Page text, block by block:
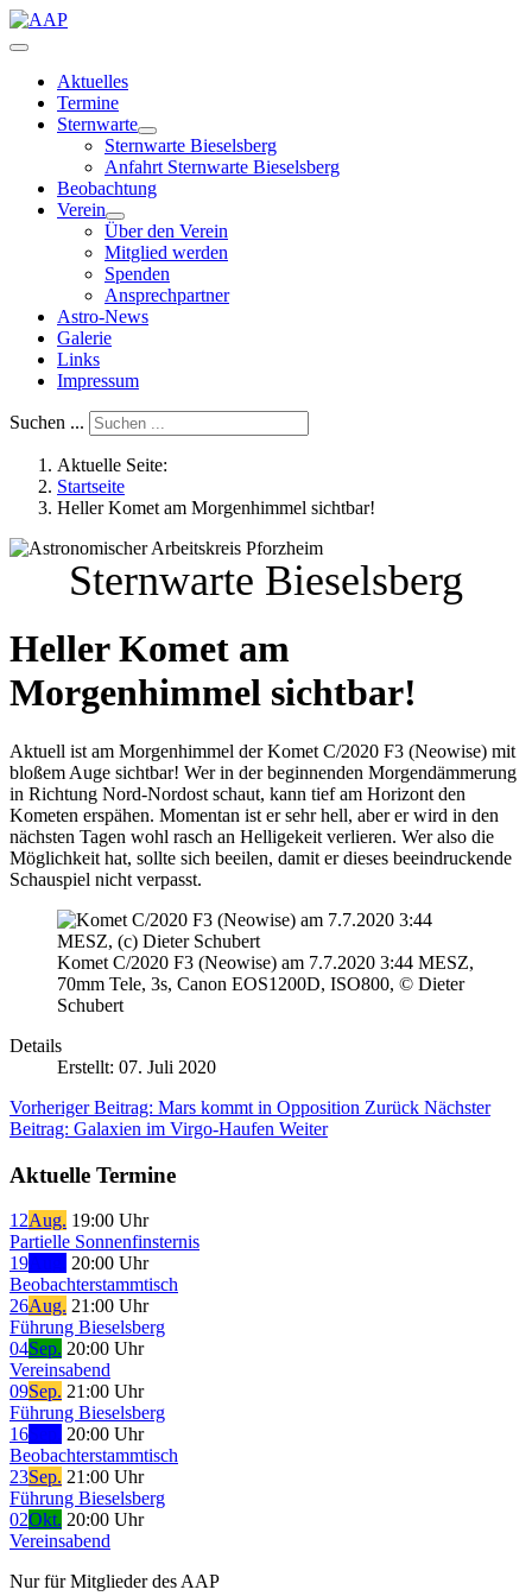
Aktuelles
Termine
Sternwarte
Sternwarte Bieselsberg
Anfahrt Sternwarte Bieselsberg
Beobachtung
Verein
Über den Verein
Mitglied werden
Spenden
Ansprechpartner
Astro-News
Galerie
Links
Impressum
Suchen ...
Aktuelle Seite:
Startseite
Heller Komet am Morgenhimmel sichtbar!
Sternwarte Bieselsberg
Heller Komet am
Morgenhimmel sichtbar!
Aktuell ist am Morgenhimmel der Komet C/2020 F3 (Neowise) mit
bloßem Auge sichtbar! Wer in der beginnenden Morgendämmerung
in Richtung Nord-Nordost schaut, kann tief am Horizont den
Kometen erspähen. Momentan ist er sehr hell, aber er wird in den
nächsten Tagen wohl rasch an Helligekeit verlieren. Wer also die
Möglichkeit hat, sollte sich beeilen, damit er dieses beeindruckende
Schauspiel nicht verpasst.
Komet C/2020 F3 (Neowise) am 7.7.2020 3:44 MESZ,
70mm Tele, 3s, Canon EOS1200D, ISO800, © Dieter
Schubert
Details
Erstellt: 07. Juli 2020
Vorheriger Beitrag: Mars kommt in Opposition Zurück Nächster
Beitrag: Galaxien im Virgo-Haufen Weiter
Aktuelle Termine
12Aug. 19:00 Uhr
Partielle Sonnenfinsternis
19
20:00 Uhr
Beobachterstammtisch
26Aug. 21:00 Uhr
Führung Bieselsberg
04Sep. 20:00 Uhr
Vereinsabend
09Sep. 21:00 Uhr
Führung Bieselsberg
16
20:00 Uhr
Beobachterstammtisch
23Sep. 21:00 Uhr
Führung Bieselsberg
02Okt. 20:00 Uhr
Vereinsabend
Nur für Mitglieder des AAP